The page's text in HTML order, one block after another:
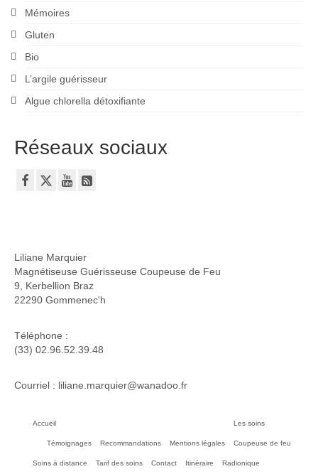
Mémoires
Gluten
Bio
L’argile guérisseur
Algue chlorella détoxifiante
Réseaux sociaux
Liliane Marquier
Magnétiseuse Guérisseuse Coupeuse de Feu
9, Kerbellion Braz
22290 Gommenec'h
Téléphone :
(33) 02.96.52.39.48
Courriel : liliane.marquier@wanadoo.fr
Accueil
Témoignages Recommandations Mentions légales
Les soins
Coupeuse de feu
Soins à distance Tarif des soins Contact Itinéraire Radionique